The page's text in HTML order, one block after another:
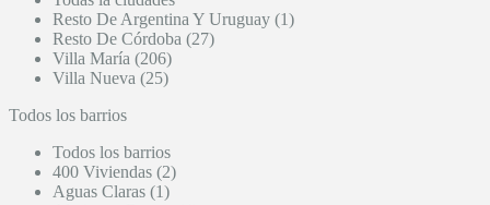
Resto De Argentina Y Uruguay (1)
Resto De Córdoba (27)
Villa María (206)
Villa Nueva (25)
Todos los barrios
Todos los barrios
400 Viviendas (2)
Aguas Claras (1)